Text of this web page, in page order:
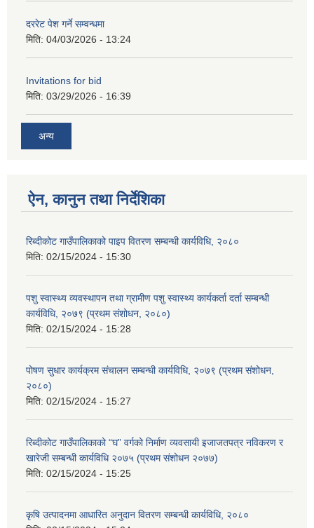
दररेट पेश गर्ने सम्वन्धमा
मिति: 04/03/2026 - 13:24
Invitations for bid
मिति: 03/29/2026 - 16:39
अन्य
ऐन, कानुन तथा निर्देशिका
रिब्दीकोट गाउँपालिकाको पाइप वितरण सम्बन्धी कार्यविधि, २०८०
मिति: 02/15/2024 - 15:30
पशु स्वास्थ्य व्यवस्थापन तथा ग्रामीण पशु स्वास्थ्य कार्यकर्ता दर्ता सम्बन्धी
कार्यविधि, २०७९ (प्रथम संशोधन, २०८०)
मिति: 02/15/2024 - 15:28
पोषण सुधार कार्यक्रम संचालन सम्बन्धी कार्यविधि, २०७९ (प्रथम संशोधन,
२०८०)
मिति: 02/15/2024 - 15:27
रिब्दीकोट गाउँपालिकाको “घ” वर्गको निर्माण व्यवसायी इजाजतपत्र नविकरण र
खारेजी सम्बन्धी कार्यविधि २०७५ (प्रथम संशोधन २०७७)
मिति: 02/15/2024 - 15:25
कृषि उत्पादनमा आधारित अनुदान वितरण सम्बन्धी कार्यविधि, २०८०